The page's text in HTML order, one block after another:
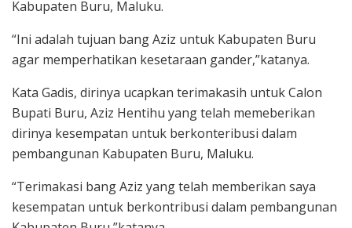
Kabupaten Buru, Maluku.
“Ini adalah tujuan bang Aziz untuk Kabupaten Buru
agar memperhatikan kesetaraan gander,”katanya.
Kata Gadis, dirinya ucapkan terimakasih untuk Calon
Bupati Buru, Aziz Hentihu yang telah memeberikan
dirinya kesempatan untuk berkonteribusi dalam
pembangunan Kabupaten Buru, Maluku.
“Terimakasi bang Aziz yang telah memberikan saya
kesempatan untuk berkontribusi dalam pembangunan